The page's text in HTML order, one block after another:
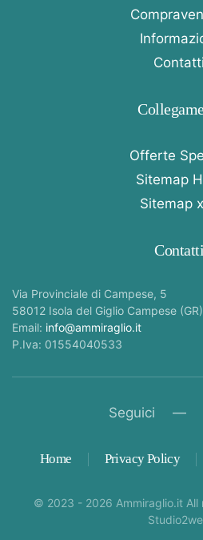
Contatti
Offerte
Sitemap
Sitemap
Contatti
Via Provinciale di Campese, 5
58012 Isola del Giglio Campese
Email: info@ammiraglio.it
P.Iva: 01554040533
Seguici —
Home Privacy Policy
© 2023 - 2026 Ammiraglio.it